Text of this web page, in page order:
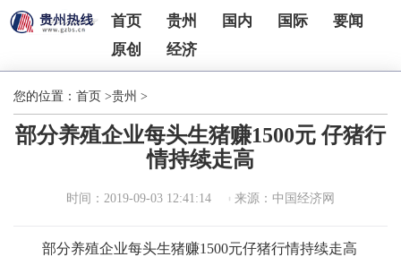
首页 贵州 国内 国际
要闻
原创
经济
您的位置： 首页 >贵州 >
部分养殖企业每头生猪赚1500元 仔猪行
情持续走高
时间：2019-09-03 12:41:14 来源：中国经济网
部分养殖企业每头生猪赚1500元仔猪行情持续走高